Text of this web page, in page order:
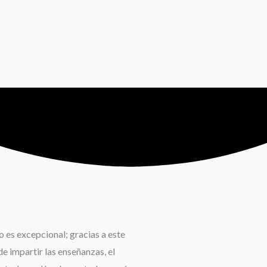
es excepcional; gracias a este
impartir las enseñanzas, el